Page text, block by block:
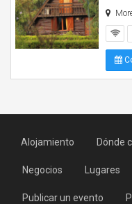
Alojamiento Dónde
Negocios Lugares
Publicar un evento